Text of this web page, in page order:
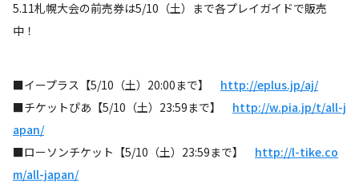
5.11札幌大会の前売券は5/10（土）まで各プレイガイドで販売
中！
■イープラス【5/10（土）20:00まで】 http://eplus.jp/aj/
■チケットぴあ【5/10（土）23:59まで】 http://w.pia.jp/t/all-j
apan/
■ローソンチケット【5/10（土）23:59まで】 http://l-tike.co
m/all-japan/